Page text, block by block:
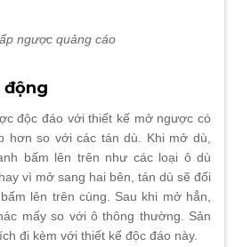
ngược quảng cáo
động
độc đáo với thiết kế mở ngược có
hơn so với các tán dù. Khi mở dù,
bấm lên trên như các loại ô dù
vì mở sang hai bên, tán dù sẽ đổi
lên trên cùng. Sau khi mở hẳn,
mấy so với ô thông thường. Sản
đi kèm với thiết kế độc đáo này.